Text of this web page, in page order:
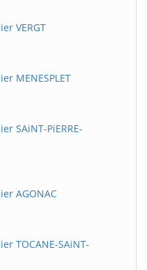
VERGT
MENESPLET
SAiNT-PiERRE-
AGONAC
TOCANE-SAiNT-